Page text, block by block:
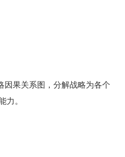
因果关系图，分解战略为各个
力。